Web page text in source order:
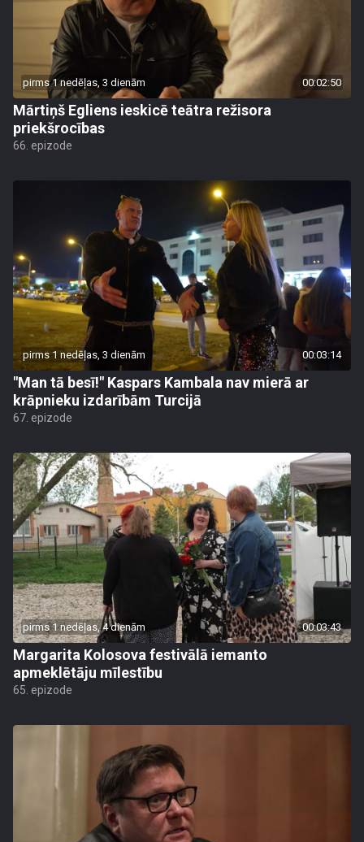
pirms 1 nedēļas, 3 dienām 00:02:50
Mārtiņš Egliens ieskicē teātra režisora
priekšrocības
66. epizode
pirms 1 nedēļas, 3 dienām 00:03:14
"Man tā besī!" Kaspars Kambala nav mierā ar
krāpnieku izdarībām Turcijā
67. epizode
pirms 1 nedēļas, 4 dienām 00:03:43
Margarita Kolosova festivālā iemanto
apmeklētāju mīlestību
65. epizode